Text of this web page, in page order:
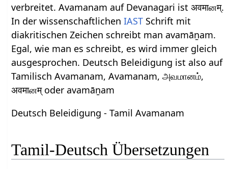
verbreitet. Avamanam auf Devanagari ist अवमाனम्.
In der wissenschaftlichenIAST Schrift mit
diakritischen Zeichen schreibt man avamāṉam.
Egal, wie man es schreibt, es wird immer gleich
ausgesprochen. Deutsch Beleidigung ist also auf
Tamilisch Avamanam, Avamanam, அவமானம்,
अवमाனम् oder avamāṉam
Deutsch Beleidigung - Tamil Avamanam
Tamil-Deutsch Übersetzungen